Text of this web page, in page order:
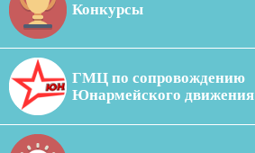
Конкурсы
ГМЦ по сопровождению
Юнармейского движения